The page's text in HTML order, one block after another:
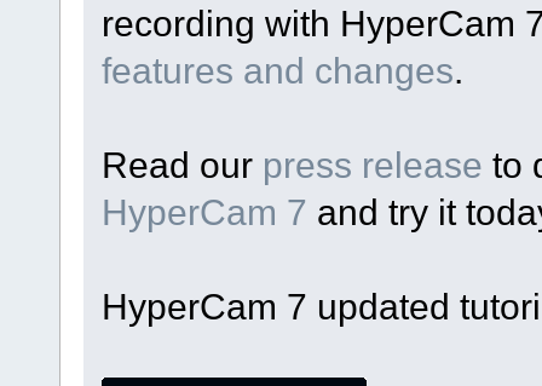
recording with HyperCam
features and changes.
Read our press release to
HyperCam 7 and try it
HyperCam 7 updated